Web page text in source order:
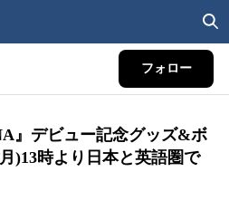
フォロー
』デビュー記念グッズ&ボ
)13時より日本と英語圏で